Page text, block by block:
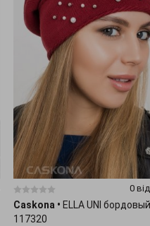
0
Caskona • ELLA UNI
117320